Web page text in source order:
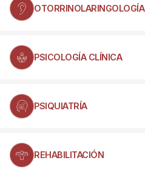
OTORRINOLARINGOLOGÍA
PSICOLOGÍA CLÍNICA
PSIQUIATRÍA
REHABILITACIÓN